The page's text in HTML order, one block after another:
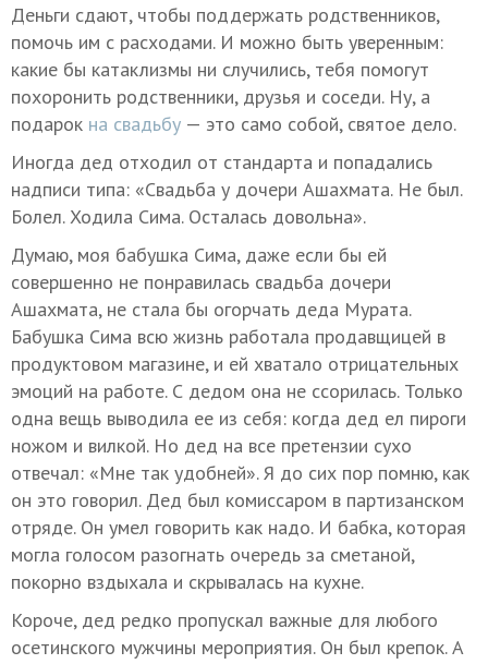
Деньги сдают, чтобы поддержать родственников,
помочь им с расходами. И можно быть уверенным:
какие бы катаклизмы ни случились, тебя помогут
похоронить родственники, друзья и соседи. Ну, а
подарок на свадьбу — это само собой, святое дело.
Иногда дед отходил от стандарта и попадались
надписи типа: «Свадьба у дочери Ашахмата. Не был.
Болел. Ходила Сима. Осталась довольна».
Думаю, моя бабушка Сима, даже если бы ей
совершенно не понравилась свадьба дочери
Ашахмата, не стала бы огорчать деда Мурата.
Бабушка Сима всю жизнь работала продавщицей в
продуктовом магазине, и ей хватало отрицательных
эмоций на работе. С дедом она не ссорилась. Только
одна вещь выводила ее из себя: когда дед ел пироги
ножом и вилкой. Но дед на все претензии сухо
отвечал: «Мне так удобней». Я до сих пор помню, как
он это говорил. Дед был комиссаром в партизанском
отряде. Он умел говорить как надо. И бабка, которая
могла голосом разогнать очередь за сметаной,
покорно вздыхала и скрывалась на кухне.
Короче, дед редко пропускал важные для любого
осетинского мужчины мероприятия. Он был крепок. А